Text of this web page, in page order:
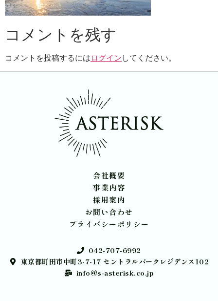
コメントを残す
コメントを投稿するには ログイン してください。
会社概要
事業内容
採用案内
お問い合わせ
プライバシーポリシー
042-707-6992
東京都町田市中町3-7-17 セントラルパークレジデンス102
info@s-asterisk.co.jp